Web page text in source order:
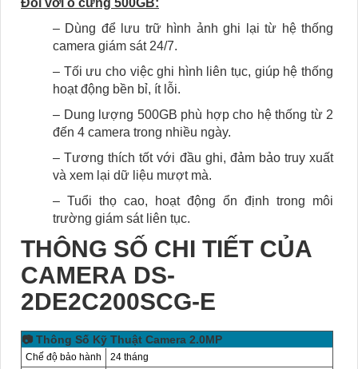
– Dùng để lưu trữ hình ảnh ghi lại từ hệ thống
camera giám sát 24/7.
– Tối ưu cho việc ghi hình liên tục, giúp hệ thống
hoạt động bền bỉ, ít lỗi.
– Dung lượng 500GB phù hợp cho hệ thống từ 2
đến 4 camera trong nhiều ngày.
– Tương thích tốt với đầu ghi, đảm bảo truy xuất
và xem lại dữ liệu mượt mà.
– Tuổi thọ cao, hoạt động ổn định trong môi
trường giám sát liên tục.
THÔNG SỐ CHI TIẾT CỦA
CAMERA DS-
2DE2C200SCG-E
📷 Thông Số Kỹ Thuật Camera 2.0MP
Chế độ bảo hành
24 tháng